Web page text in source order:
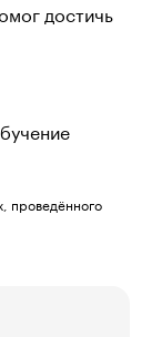
достичь
проведённого